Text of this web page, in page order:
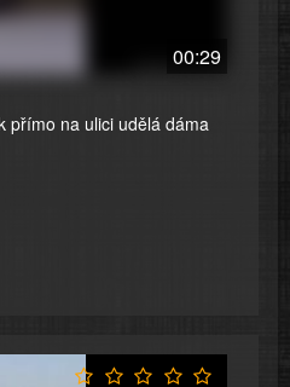
00:29
přímo na ulici udělá dáma